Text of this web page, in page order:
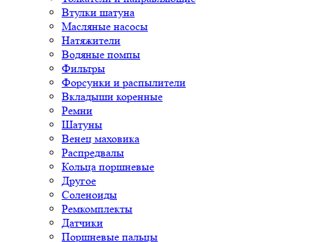
Втулки шатуна
Масляные насосы
Натяжители
Водяные помпы
Фильтры
Форсунки и распылители
Вкладыши коренные
Ремни
Шатуны
Венец маховика
Распредвалы
Кольца поршневые
Другое
Соленоиды
Ремкомплекты
Датчики
Поршневые пальцы